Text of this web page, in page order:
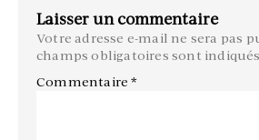
Laisser un commentaire
Votre adresse e-mail ne sera pas
champs obligatoires sont indiqués
Commentaire*